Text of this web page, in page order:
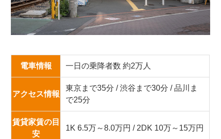
電車情報 一日の乗降者数 約2万人
アクセス情報
東京まで35分 / 渋谷まで30分 / 品川ま
で25分
賃貸家賃の目
安
1K 6.5万～8.0万円 / 2DK 10万～15万円